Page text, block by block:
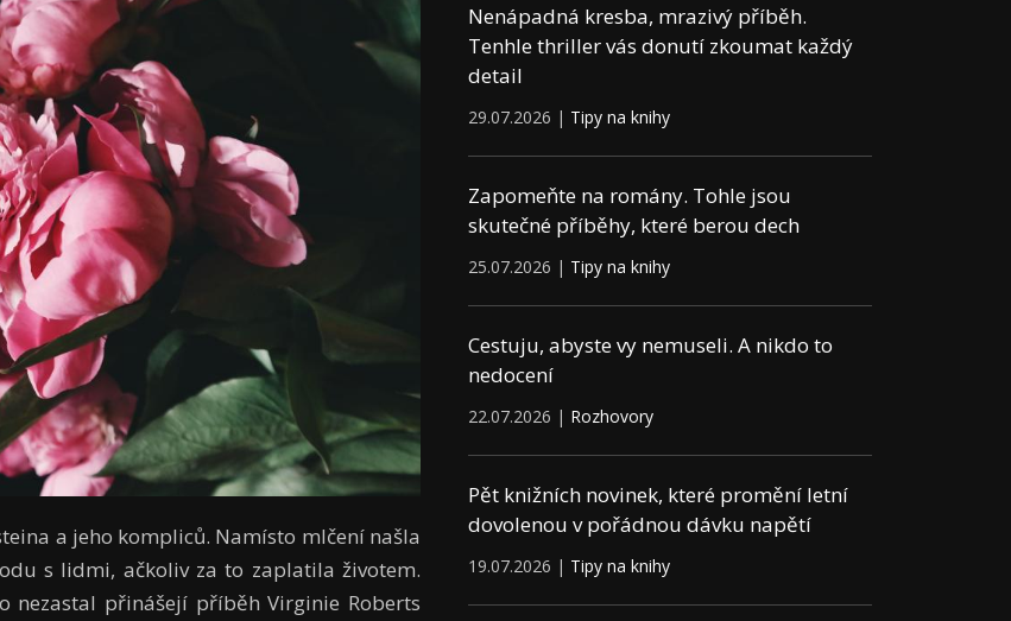
a jeho kompliců. Namísto mlčení našla
s lidmi, ačkoliv za to zaplatila životem.
nezastal přinášejí příběh Virginie Roberts
Nenápadná kresba, mrazivý příběh.
Tenhle thriller vás donutí zkoumat každý
detail
29.07.2026 | Tipy na knihy
Zapomeňte na romány. Tohle jsou
skutečné příběhy, které berou dech
25.07.2026 | Tipy na knihy
Cestuju, abyste vy nemuseli. A nikdo to
nedocení
22.07.2026 | Rozhovory
Pět knižních novinek, které promění letní
dovolenou v pořádnou dávku napětí
19.07.2026 | Tipy na knihy